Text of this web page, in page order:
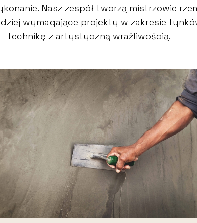
Nasz zespół tworzą mistrzowie
wymagające projekty w zakresie
technikę z artystyczną wrażliwością.